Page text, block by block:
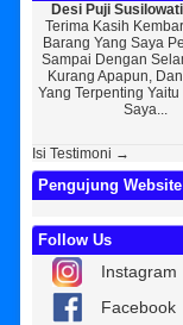
Desi Puji
Terima Kasih
Barang Yang Saya
Sampai Dengan
Kurang Apapun,
Yang Terpenting
Saya...
Isi Testimoni →
Pengujung Website
Follow Us
Instagram
Facebook